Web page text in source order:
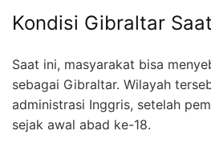
Kondisi Gibraltar
Saat ini, masyarakat bisa
sebagai Gibraltar. Wilayah
administrasi Inggris, setelah
sejak awal abad ke-18.